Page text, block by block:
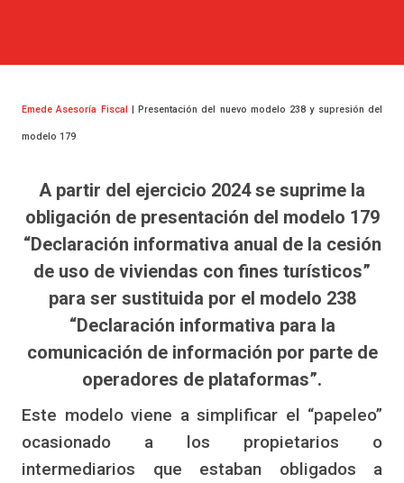
Emede Asesoría Fiscal | Presentación del nuevo modelo 238 y supresión del
modelo 179
A partir del ejercicio 2024 se suprime la
obligación de presentación del modelo 179
“Declaración informativa anual de la cesión
de uso de viviendas con fines turísticos”
para ser sustituida por el modelo 238
“Declaración informativa para la
comunicación de información por parte de
operadores de plataformas”.
Este modelo viene a simplificar el “papeleo”
ocasionado a los propietarios o
intermediarios que estaban obligados a